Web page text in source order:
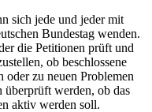
sich jede und jeder mit
Bundestag wenden.
die Petitionen prüft und
ob beschlossene
oder zu neuen Problemen
werden, ob das
aktiv werden soll.